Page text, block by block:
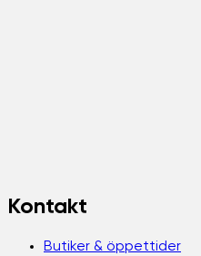
Kontakt
Butiker & öppettider